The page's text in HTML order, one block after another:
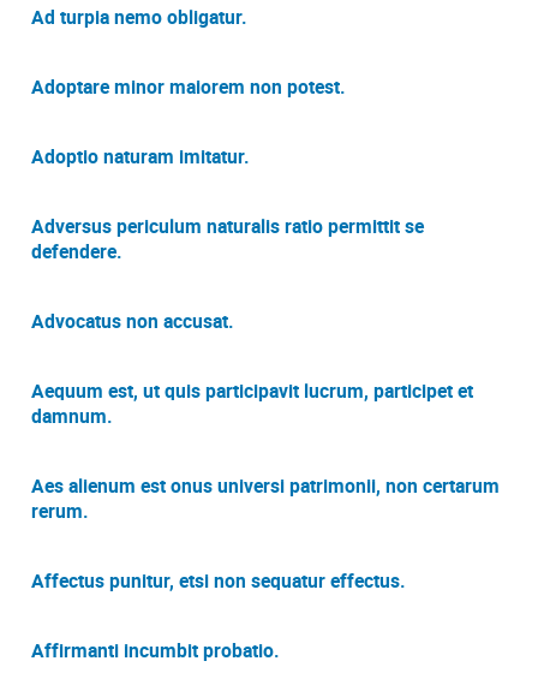
Ad turpia nemo obligatur.
Adoptare minor maiorem non potest.
Adoptio naturam imitatur.
Adversus periculum naturalis ratio permittit se
defendere.
Advocatus non accusat.
Aequum est, ut quis participavit lucrum, participet et
damnum.
Aes alienum est onus universi patrimonii, non certarum
rerum.
Affectus punitur, etsi non sequatur effectus.
Affirmanti incumbit probatio.